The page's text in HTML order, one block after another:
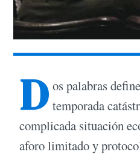
D os palabras
temporada
complicada situación
aforo limitado y